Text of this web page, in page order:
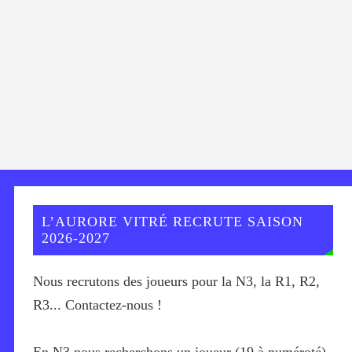
L’AURORE VITRÉ RECRUTE SAISON
2026-2027
Nous recrutons des joueurs pour la N3, la R1, R2,
R3... Contactez-nous !